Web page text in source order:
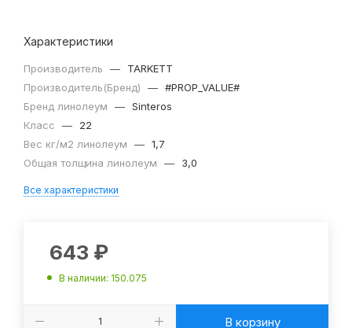
Характеристики
Производитель —
TARKETT
Производитель(Бренд)
— #PROP_VALUE#
Бренд линолеум
— Sinteros
Класс
—
22
Вес кг/м2 линолеум
— 1,7
Общая толщина линолеум
— 3,0
Все характеристики
643 ₽
В наличии: 150.075
В корзину